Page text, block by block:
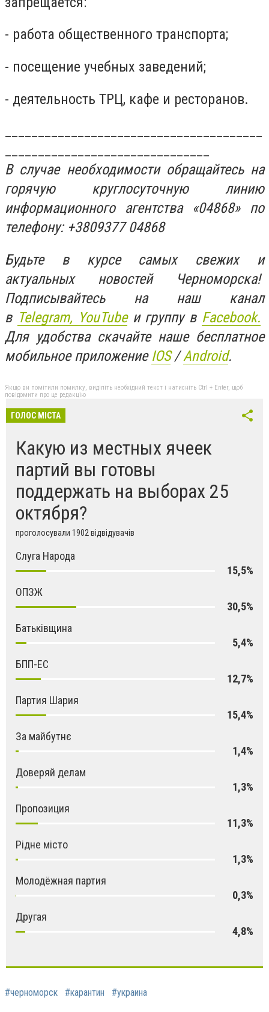
- работа общественного транспорта;
- посещение учебных заведений;
- деятельность ТРЦ, кафе и ресторанов.
В случае необходимости обращайтесь на
горячую круглосуточную линию
информационного агентства «04868» по
телефону: +3809377 04868
Будьте в курсе самых свежих и
актуальных новостей Черноморска!
Подписывайтесь на наш канал
в Telegram, YouTubeи группу в Facebook.
Для удобства скачайте наше бесплатное
мобильное приложение IOS/Android.
Якщо ви помітили помилку, виділіть необхідний текст і натисніть Ctrl + Enter, щоб
повідомити про це редакцію
ГОЛОС МІСТА
Какую из местных ячеек
партий вы готовы
поддержать на выборах 25
октября?
проголосували 1902 відвідувачів
Слуга Народа
15,5%
ОПЗЖ
30,5%
Батьківщина
5,4%
БПП-ЕС
12,7%
Партия Шария
15,4%
За майбутнє
1,4%
Доверяй делам
1,3%
Пропозиция
11,3%
Рідне місто
1,3%
Молодёжная партия
0,3%
Другая
4,8%
#черноморск #карантин #украина